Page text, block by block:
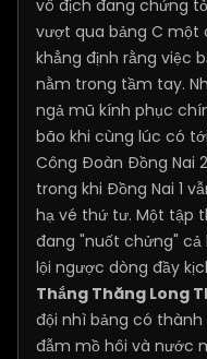
vô địch đang chứng
vượt qua bảng C một
khẳng định rằng việc
nằm trong tầm tay.
ngả mũ kính phục
bão khi cùng lúc có
Công Đoàn Đồng Nai
trong khi Đồng Nai 1
hạ vé thứ tư. Một tập
đang "nuốt chửng" cả
lội ngược dòng đầy
Thắng Thăng Long
đội nhì bảng có
đẫm mồ hôi và nước